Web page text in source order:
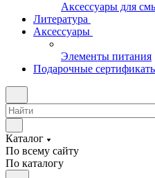
Аксессуары для
Литература
Аксессуары
Элементы питания
Подарочные
Каталог
По всему сайту
По каталогу